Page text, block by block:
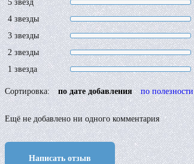
5 звёзд
4 звезды
3 звезды
2 звезды
1 звезда
Сортировка: по дате добавления по полезности
Ещё не добавлено ни одного комментария
Написать отзыв